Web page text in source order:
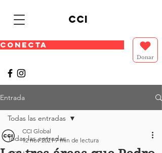
cci
CONECTA
Donar
Entrada
Todas las entradas
Todas las entradas
CCI Global
12 nov 2021 7 min de lectura